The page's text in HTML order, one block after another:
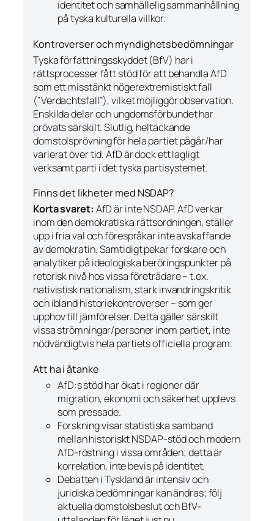
identitet och samhällelig sammanhållning
på tyska kulturella villkor.
Kontroverser och myndighetsbedömningar
Tyska författningsskyddet (BfV) har i
rättsprocesser fått stöd för att behandla AfD
som ettmisstänkthögerextremistiskt fall
(”Verdachtsfall”), vilket möjliggör observation.
Enskilda delar och ungdomsförbundet har
prövats särskilt. Slutlig, heltäckande
domstolsprövning för hela partiet pågår/har
varierat över tid. AfD är dock ett lagligt
verksamt parti i det tyska partisystemet.
Finns det likheter med NSDAP?
Korta svaret: AfD är inte NSDAP. AfD verkar
inom den demokratiska rättsordningen, ställer
upp i fria val och förespråkar inte avskaffande
av demokratin. Samtidigt pekar forskare och
analytiker på ideologiska beröringspunkterpå
retorisk nivå hos vissa företrädare – t.ex.
nativistisk nationalism, stark invandringskritik
och ibland historiekontroverser – som ger
upphov till jämförelser. Detta gäller särskilt
vissa strömningar/personer inom partiet, inte
nödvändigtvis hela partiets officiella program.
Att ha i åtanke
AfD:s stöd har ökat i regioner där
migration, ekonomi och säkerhet upplevs
som pressade.
Forskning visar statistiska samband
mellan historiskt NSDAP-stöd och modern
AfD-röstning i vissa områden; detta är
korrelation, inte bevis på identitet.
Debatten i Tyskland är intensiv och
juridiska bedömningar kan ändras; följ
aktuella domstolsbeslut och BfV-